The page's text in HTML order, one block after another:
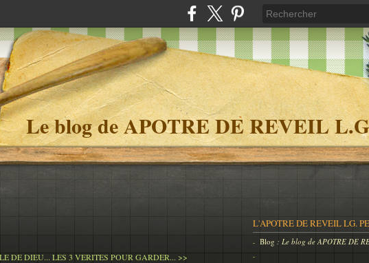
Le blog de APOTRE DE REVEIL
DE DIEU... LES 3 VERITES POUR GARDER... >>
L'APOTRE DE REVEIL LG.
Blog : Le blog de APOTRE DE